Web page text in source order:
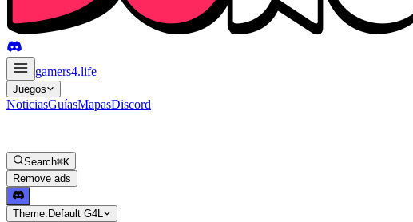
gamers4.life
Juegos
NoticiasGuíasMapasDiscord
Search⌘K
Remove ads
Theme: Default G4L